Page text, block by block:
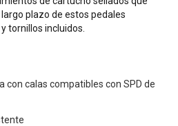
plazo de estos pedales
tornillos incluidos.
con calas compatibles con SPD de